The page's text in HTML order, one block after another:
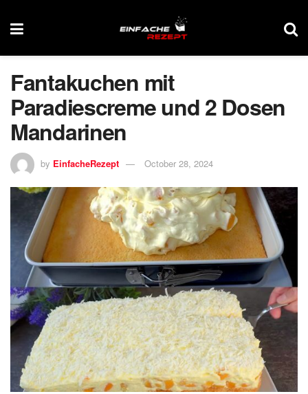
Fantakuchen mit
Paradiescreme und 2 Dosen
Mandarinen
by EinfacheRezept October 28, 2024